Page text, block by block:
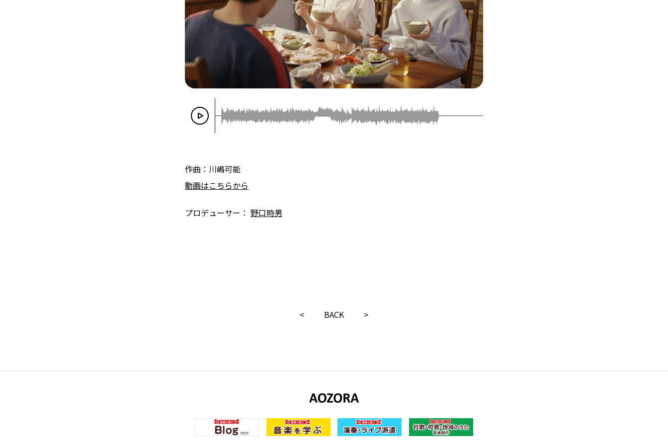
作曲：川嶋可能
動画はこちらから
プロデューサー： 野口時男
< BACK >